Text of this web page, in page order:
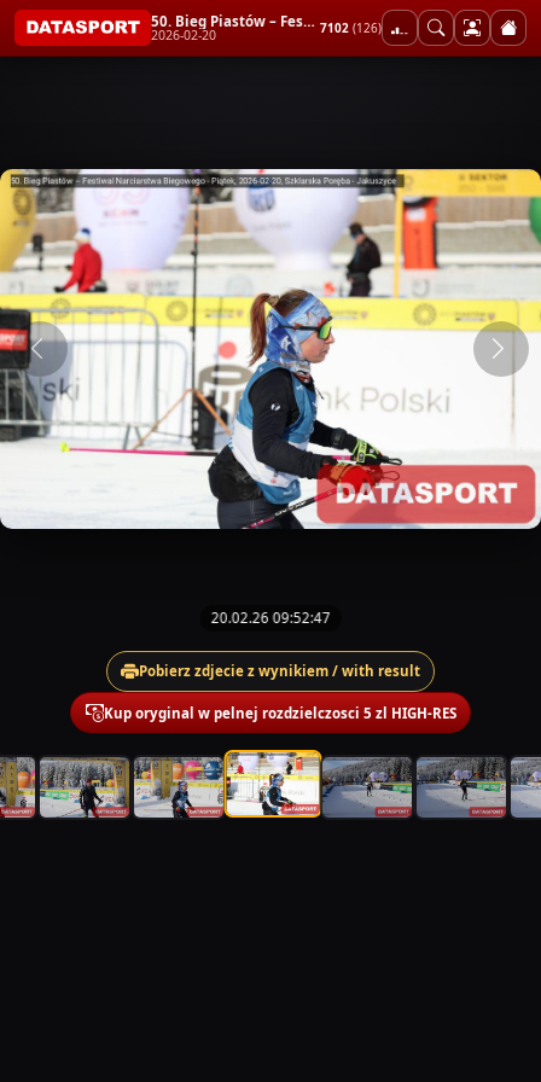
50. Bieg Piastów – Festiwal Narciarstwa Biegowego - Piątek
2026-02-20 7102 (126)
20.02.26 09:52:47
Pobierz zdjecie z wynikiem / with result
Kup oryginal w pelnej rozdzielczosci 5 zl HIGH-RES